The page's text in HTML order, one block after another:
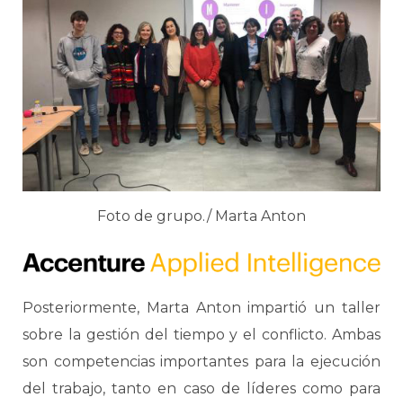
Foto de grupo./ Marta Anton
Posteriormente, Marta Anton impartió un taller
sobre la gestión del tiempo y el conflicto. Ambas
son competencias importantes para la ejecución
del trabajo, tanto en caso de líderes como para